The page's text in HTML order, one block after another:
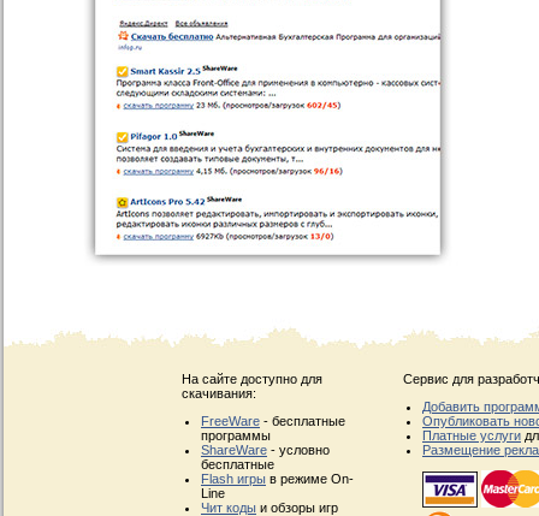
На сайте доступно для
скачивания:
FreeWare - бесплатные
программы
ShareWare - условно
бесплатные
Flash игры в режиме On-
Line
Чит коды и обзоры игр
Сервис для
Добавить
Опубликовать
Платные услуги
Размещение